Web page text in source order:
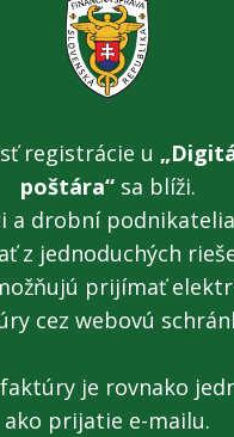
po úspešnomprihlásení sa
úspešnej identifikácii,
elektronickej
realizovať podávanie
prostredníctvom
podanie – Správa
formulára „Všeobecné
pre oblasť spotrebných
kritérií a rozsahu oprávnenia
do spisu subjektu a
registrácie u
poštára“sa blíži.
a drobní
z jednoduchých
prijímať
cez webovú
je rovnako
ako prijatie e-mailu.